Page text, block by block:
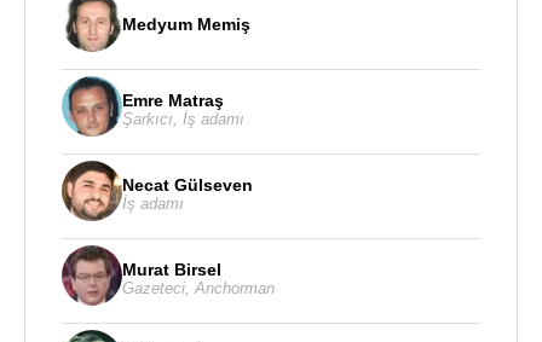
Medyum Memiş
Emre Matraş
Şarkıcı İş adamı
Necat Gülseven
İş adamı
Murat Birsel
Gazeteci Anchorman